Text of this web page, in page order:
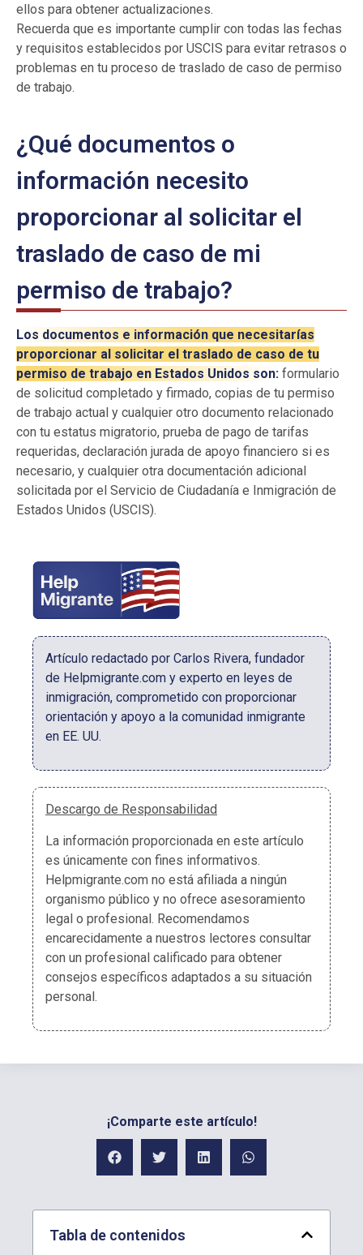
ellos para obtener actualizaciones.
Recuerda que es importante cumplir con todas las fechas
y requisitos establecidos por USCIS para evitar retrasos o
problemas en tu proceso de traslado de caso de permiso
de trabajo.
¿Qué documentos o
información necesito
proporcionar al solicitar el
traslado de caso de mi
permiso de trabajo?
Los documentos e información que necesitarías
proporcionar al solicitar el traslado de caso de tu
permiso de trabajo en Estados Unidos son: formulario
de solicitud completado y firmado, copias de tu permiso
de trabajo actual y cualquier otro documento relacionado
con tu estatus migratorio, prueba de pago de tarifas
requeridas, declaración jurada de apoyo financiero si es
necesario, y cualquier otra documentación adicional
solicitada por el Servicio de Ciudadanía e Inmigración de
Estados Unidos (USCIS).
Artículo redactado por Carlos Rivera, fundador
de Helpmigrante.com y experto en leyes de
inmigración, comprometido con proporcionar
orientación y apoyo a la comunidad inmigrante
en EE. UU.
Descargo de Responsabilidad
La información proporcionada en este artículo
es únicamente con fines informativos.
Helpmigrante.com no está afiliada a ningún
organismo público y no ofrece asesoramiento
legal o profesional. Recomendamos
encarecidamente a nuestros lectores consultar
con un profesional calificado para obtener
consejos específicos adaptados a su situación
personal.
¡Comparte este artículo!
Tabla de contenidos